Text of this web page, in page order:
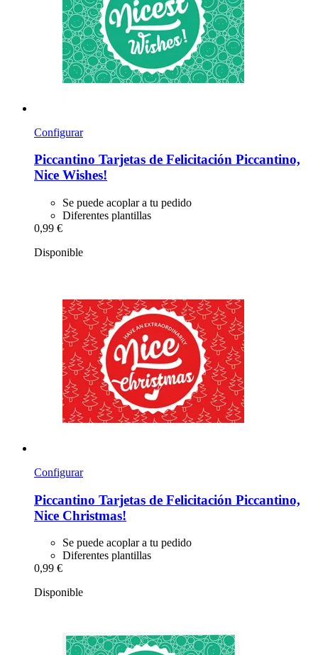
Configurar
Piccantino Tarjetas de Felicitación Piccantino,
Nice Wishes!
Se puede acoplar a tu pedido
Diferentes plantillas
0,99 €
Disponible
Configurar
Piccantino Tarjetas de Felicitación Piccantino,
Nice Christmas!
Se puede acoplar a tu pedido
Diferentes plantillas
0,99 €
Disponible